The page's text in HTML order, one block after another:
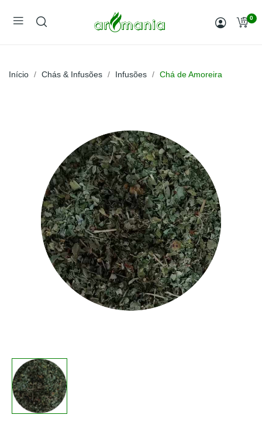
0
Início Chás & Infusões Infusões Chá de Amoreira